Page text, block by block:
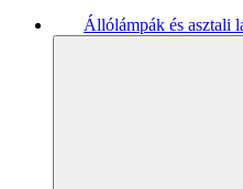
Állólámpák és asztali